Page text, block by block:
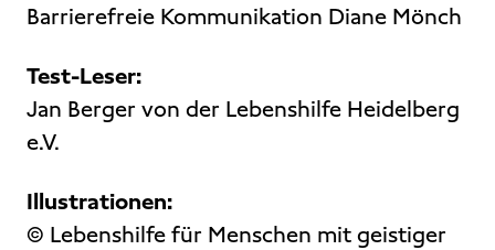
Barrierefreie Kommunikation Diane Mönch
Test-Leser:
Jan Berger von der Lebenshilfe Heidelberg
e.V.
Illustrationen:
© Lebenshilfe für Menschen mit geistiger